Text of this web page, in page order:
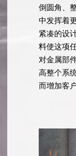
精加工包
倒圆角、
中发挥着
紧凑的设
料使这项
对金属部
高整个系
Video